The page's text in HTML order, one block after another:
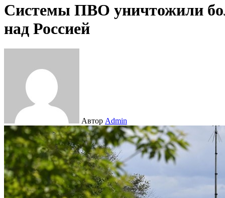
Системы ПВО уничтожили
над Россией
Автор Admin